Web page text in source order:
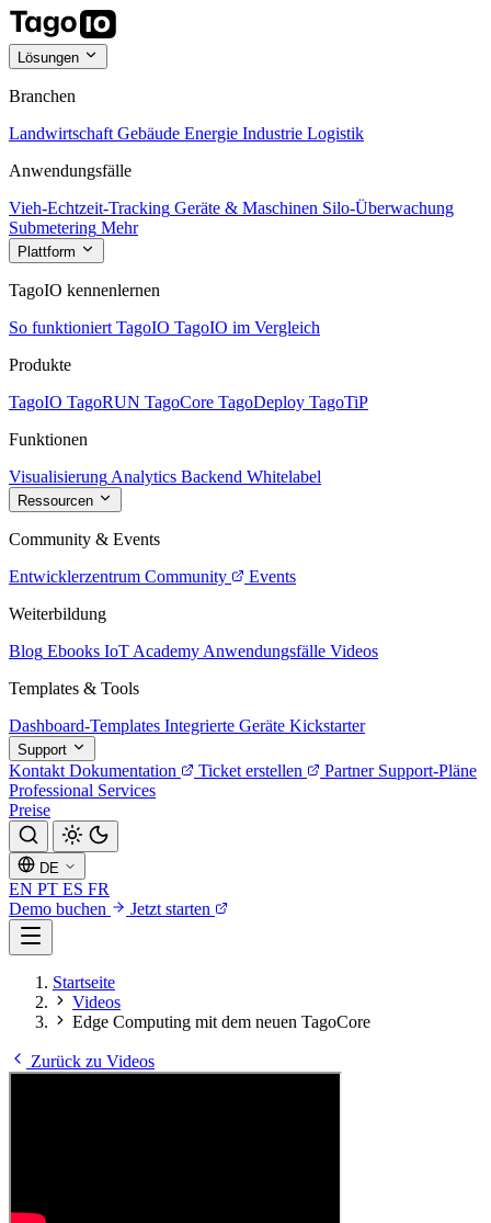
Lösungen
Branchen
Landwirtschaft Gebäude Energie Industrie Logistik
Anwendungsfälle
Vieh-Echtzeit-Tracking Geräte & Maschinen Silo-Überwachung
Submetering Mehr
Plattform
TagoIO kennenlernen
So funktioniert TagoIO TagoIO im Vergleich
Produkte
TagoIO TagoRUN TagoCore TagoDeploy TagoTiP
Funktionen
Visualisierung Analytics Backend Whitelabel
Ressourcen
Community & Events
Entwicklerzentrum Community
Events
Weiterbildung
Blog Ebooks IoT Academy Anwendungsfälle Videos
Templates & Tools
Dashboard-Templates Integrierte Geräte Kickstarter
Support
Kontakt Dokumentation Ticket erstellen Partner Support-Pläne
Professional Services
Preise
DE
EN PT ES FR
Demo buchen
Jetzt starten
Startseite
Videos
Edge Computing mit dem neuen TagoCore
Zurück zu Videos